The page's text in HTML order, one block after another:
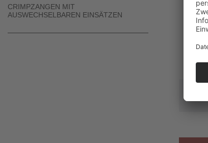
CRIMPZANGEN MIT
AUSWECHSELBAREN EINSÄTZEN